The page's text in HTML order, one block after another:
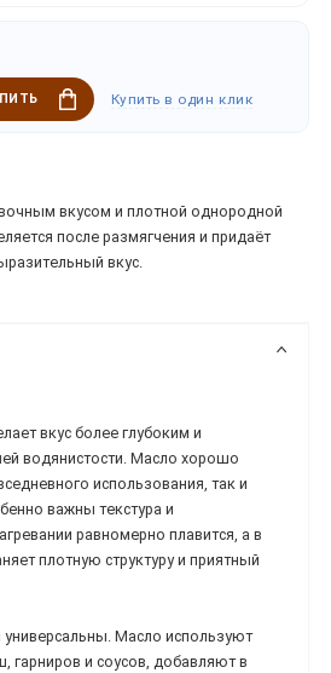
Купить в один клик
вкусом и плотной однородной
после размягчения и придаёт
вкус.
вкус более глубоким и
водянистости. Масло хорошо
использования, так и
важны текстура и
равномерно плавится, а в
плотную структуру и приятный
Масло используют
гарниров и соусов, добавляют в